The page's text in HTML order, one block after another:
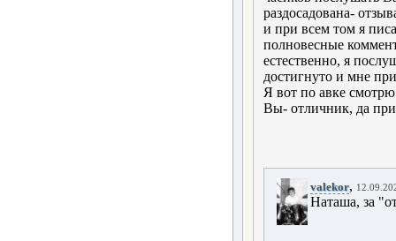
раздосадована-
и при всем том я
полновесные
естественно, я
достигнуто и мне
Я вот по авке
Вы- отличник, да
valekor,
Наташа, за